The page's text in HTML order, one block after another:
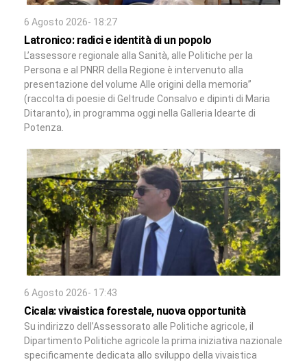
6 Agosto 2026- 18:27
Latronico: radici e identità di un popolo
L’assessore regionale alla Sanità, alle Politiche per la
Persona e al PNRR della Regione è intervenuto alla
presentazione del volume Alle origini della memoria”
(raccolta di poesie di Geltrude Consalvo e dipinti di Maria
Ditaranto), in programma oggi nella Galleria Idearte di
Potenza.
6 Agosto 2026- 17:43
Cicala: vivaistica forestale, nuova opportunità
Su indirizzo dell’Assessorato alle Politiche agricole, il
Dipartimento Politiche agricole la prima iniziativa nazionale
specificamente dedicata allo sviluppo della vivaistica